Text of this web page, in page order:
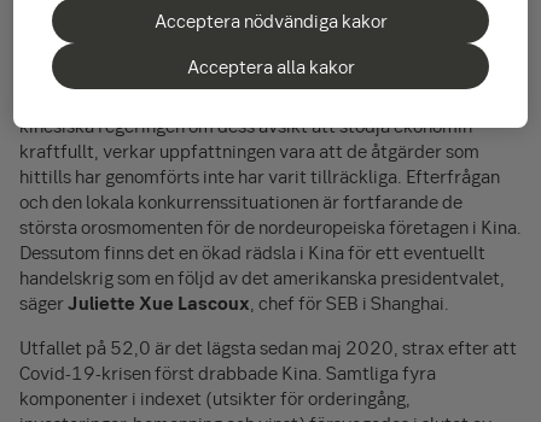
- Den förnyade pessimismen bland de tillfrågade bolagen
återspeglar svängningar som ses bland andra utländska
kinesiska regeringen om dess avsikt att stödja ekonomin
kraftfullt, verkar uppfattningen vara att de åtgärder som
hittills har genomförts inte har varit tillräckliga. Efterfrågan
och den lokala konkurrenssituationen är fortfarande de
största orosmomenten för de nordeuropeiska företagen i Kina.
Dessutom finns det en ökad rädsla i Kina för ett eventuellt
handelskrig som en följd av det amerikanska presidentvalet,
sägerJuliette Xue Lascoux, chef för SEB i Shanghai.
Utfallet på 52,0 är det lägsta sedan maj 2020, strax efter att
Covid-19-krisen först drabbade Kina. Samtliga fyra
komponenter i indexet (utsikter för orderingång,
Acceptera nödvändiga kakor
Acceptera alla kakor